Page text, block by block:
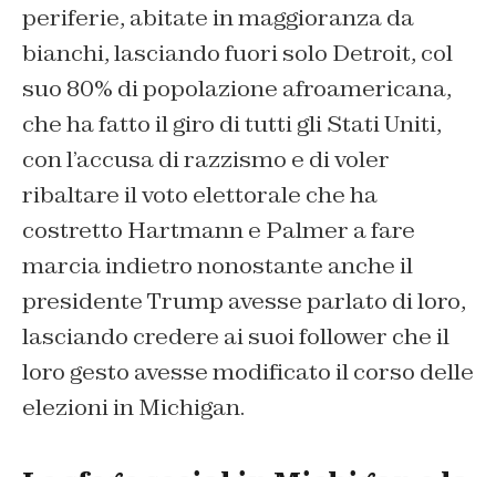
periferie, abitate in maggioranza da
bianchi, lasciando fuori solo Detroit, col
suo 80% di popolazione afroamericana,
che ha fatto il giro di tutti gli Stati Uniti,
con l’accusa di razzismo e di voler
ribaltare il voto elettorale che ha
costretto Hartmann e Palmer a fare
marcia indietro nonostante anche il
presidente Trump avesse parlato di loro,
lasciando credere ai suoi follower che il
loro gesto avesse modificato il corso delle
elezioni in Michigan.